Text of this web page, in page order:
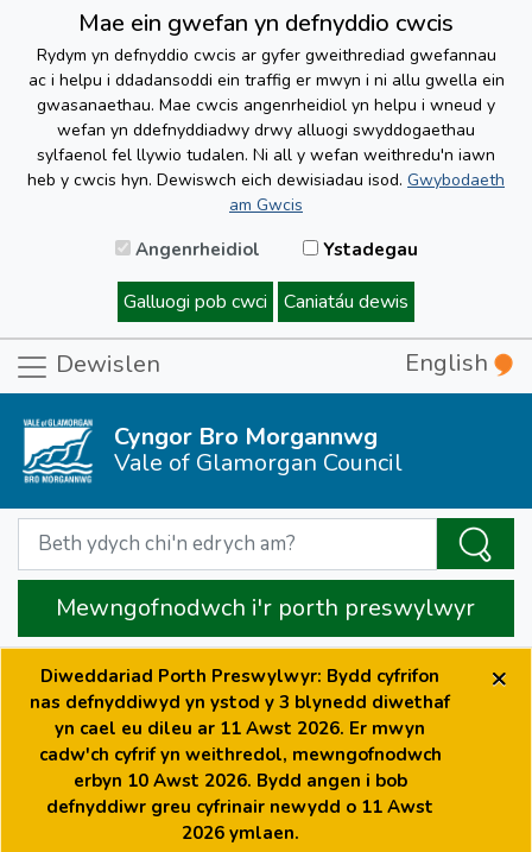
Mae ein gwefan yn defnyddio cwcis
Rydym yn defnyddio cwcis ar gyfer gweithrediad gwefannau
ac i helpu i ddadansoddi ein traffig er mwyn i ni allu gwella ein
gwasanaethau. Mae cwcis angenrheidiol yn helpu i wneud y
wefan yn ddefnyddiadwy drwy alluogi swyddogaethau
sylfaenol fel llywio tudalen. Ni all y wefan weithredu'n iawn
heb y cwcis hyn. Dewiswch eich dewisiadau isod. Gwybodaeth
am Gwcis
Angenrheidiol Ystadegau
Galluogi pob cwci Caniatáu dewis
Dewislen English
Cyngor Bro Morgannwg
Vale of Glamorgan Council
Mewngofnodwch i'r porth preswylwyr
Diweddariad Porth Preswylwyr: Bydd cyfrifon
nas defnyddiwyd yn ystod y 3 blynedd diwethaf
yn cael eu dileu ar 11 Awst 2026. Er mwyn
cadw'ch cyfrif yn weithredol, mewngofnodwch
erbyn 10 Awst 2026. Bydd angen i bob
defnyddiwr greu cyfrinair newydd o 11 Awst
2026 ymlaen.
×